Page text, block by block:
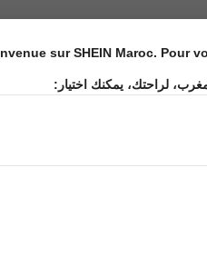
sur SHEIN Maroc. Pour
لراحتك، يمكنك اختيار: